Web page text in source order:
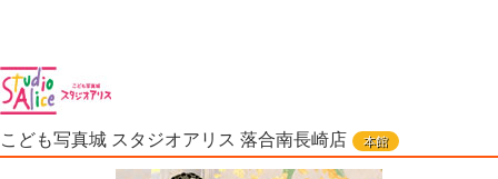
こども写真城 スタジオアリス 落合南長崎店 本館